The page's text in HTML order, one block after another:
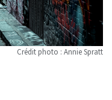
Crédit photo : Annie Spratt